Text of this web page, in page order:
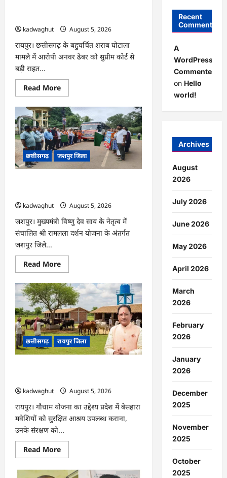
kadwaghut
August 5, 2026
रायपुर। छत्तीसगढ़ के बहुचर्चित शराब घोटाला
मामले में आरोपी अनवर ढेबर को सुप्रीम कोर्ट से
बड़ी राहत...
Read MoreRead
more
CG
:
अनवर
ढेबर
को
जमानत,
छत्तीसगढ़
से
रहने
साथ
…
छत्तीसगढ़ जशपुर जिला
kadwaghut
August 5, 2026
जशपुर। मुख्यमंत्री विष्णु देव साय के नेतृत्व में
संचालित श्री रामलला दर्शन योजना के अंतर्गत
जशपुर जिले...
Read MoreRead
more
CG
:
जशपुर
से
204
श्रद्धालु
प्रभु
रामलला
दर्शन
के
लिए
छत्तीसगढ़ रायपुर जिला
kadwaghut
August 5, 2026
रायपुर। गौधाम योजना का उद्देश्य प्रदेश में बेसहारा
मवेशियों को सुरक्षित आश्रय उपलब्ध कराना,
उनके संरक्षण को...
Read MoreRead
more
CG
Recent
Comments
A
WordPress
Commenter
on Hello
world!
Archives
August
2026
July 2026
June 2026
May 2026
April 2026
March
2026
February
2026
January
2026
December
2025
November
2025
October
2025